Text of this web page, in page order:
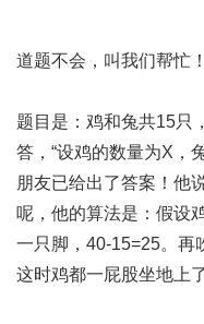
道题不会，叫我们帮忙！
题目是：鸡和兔共15只
答，“设鸡的数量为X，
朋友已给出了答案！他
呢，他的算法是：假设
一只脚，40-15=25。再
这时鸡都一屁股坐地上